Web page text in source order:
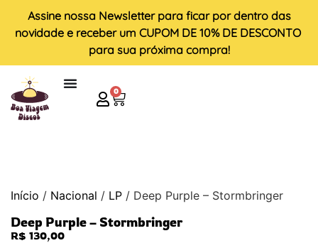
Assine nossa Newsletter para ficar por dentro das
novidade e receber um CUPOM DE 10% DE DESCONTO
para sua próxima compra!
0
Início / Nacional / LP / Deep Purple – Stormbringer
Deep Purple – Stormbringer
R$ 130,00